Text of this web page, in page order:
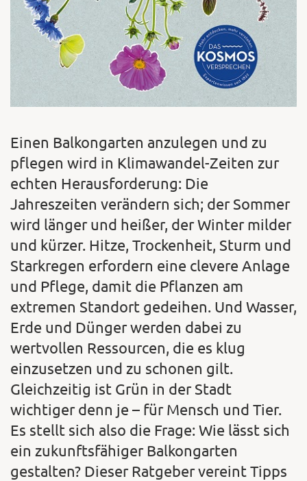
Einen Balkongarten anzulegen und zu
pflegen wird in Klimawandel-Zeiten zur
echten Herausforderung: Die
Jahreszeiten verändern sich; der Sommer
wird länger und heißer, der Winter milder
und kürzer. Hitze, Trockenheit, Sturm und
Starkregen erfordern eine clevere Anlage
und Pflege, damit die Pflanzen am
extremen Standort gedeihen. Und Wasser,
Erde und Dünger werden dabei zu
wertvollen Ressourcen, die es klug
einzusetzen und zu schonen gilt.
Gleichzeitig ist Grün in der Stadt
wichtiger denn je – für Mensch und Tier.
Es stellt sich also die Frage: Wie lässt sich
ein zukunftsfähiger Balkongarten
gestalten? Dieser Ratgeber vereint Tipps